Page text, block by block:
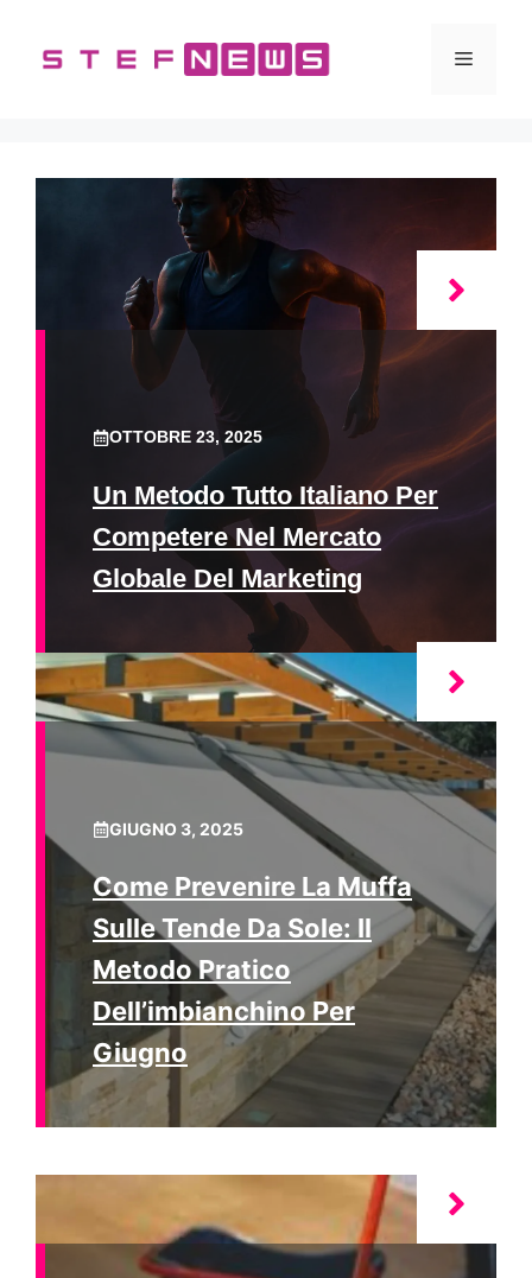
contenuto
Menu
OTTOBRE 23, 2025
Un Metodo Tutto Italiano Per
Competere Nel Mercato
Globale Del Marketing
GIUGNO 3, 2025
Come Prevenire La Muffa
Sulle Tende Da Sole: Il
Metodo Pratico
Dell’imbianchino Per
Giugno